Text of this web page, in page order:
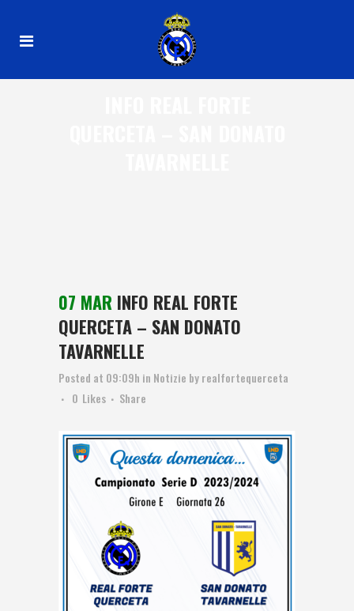
07 MAR INFO REAL FORTE
QUERCETA – SAN DONATO
TAVARNELLE
Posted at 09:09h in Notizie byrealfortequerceta
0 Likes Share